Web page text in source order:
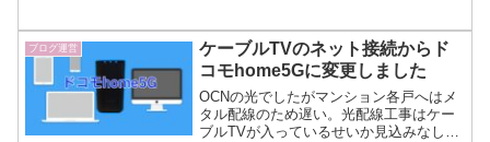
成に使いたいと思います。
ブログ運営
ケーブルTVのネット接続からド
コモhome5Gに変更しました
OCNの光でしたがマンション各戸へはメ
タル配線のため遅い。光配線工事はケー
ブルTVが入っているせいか見込みなし。